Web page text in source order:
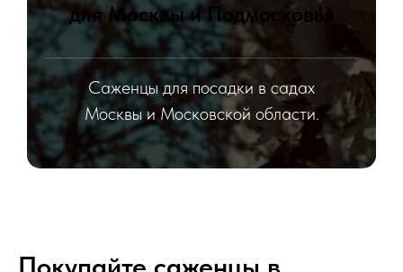
для Москвы и Подмосковья
Саженцы для посадки в садах
Москвы и Московской области.